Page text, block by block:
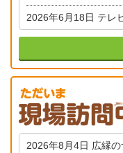
2026年6月18日 テレ
2026年8月4日 広縁